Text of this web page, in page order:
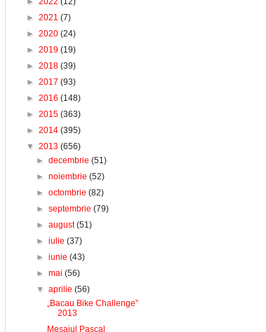
► 2021 (7)
► 2020 (24)
► 2019 (19)
► 2018 (39)
► 2017 (93)
► 2016 (148)
► 2015 (363)
► 2014 (395)
▼ 2013 (656)
►decembrie(51)
►noiembrie(52)
►octombrie(82)
►septembrie(79)
►august(51)
►iulie(37)
►iunie(43)
►mai(56)
▼aprilie(56)
„Bacau Bike Challenge”
2013
Mesajul Pascal